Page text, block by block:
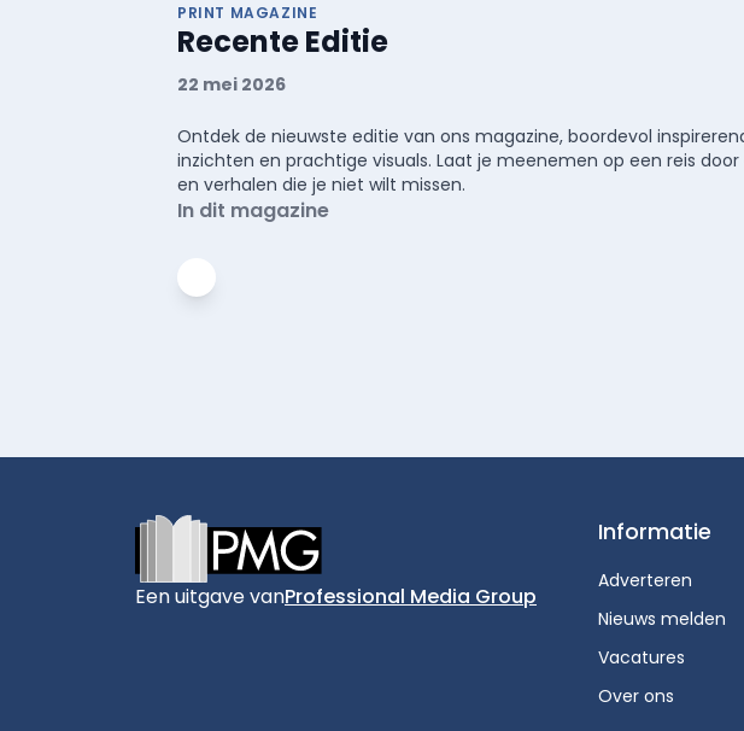
PRINT MAGAZINE
Recente Editie
22 mei 2026
Ontdek de nieuwste editie van ons magazine, boordevol
inzichten en prachtige visuals. Laat je meenemen op een reis
en verhalen die je niet wilt missen.
In dit magazine
Een uitgave vanProfessional Media Group
Informatie
Adverteren
Nieuws melden
Vacatures
Over ons